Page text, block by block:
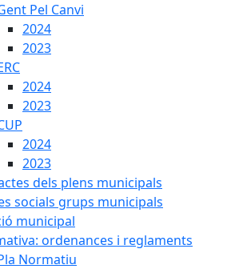
Pel Canvi
2024
2023
2024
2023
2024
2023
dels plens municipals
socials grups municipals
municipal
ordenances i reglaments
Normatiu